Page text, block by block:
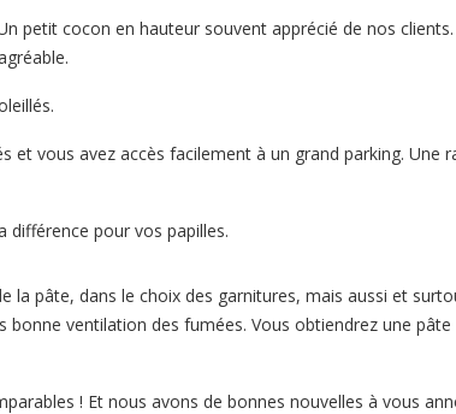
petit cocon en hauteur souvent apprécié de nos
vous avez accès facilement à un grand parking. Une
différence pour vos papilles.
pâte, dans le choix des garnitures, mais aussi et
ventilation des fumées. Vous obtiendrez une
! Et nous avons de bonnes nouvelles à vous